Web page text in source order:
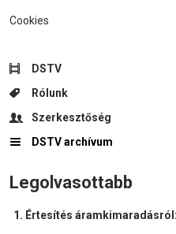
Cookies
DSTV
Rólunk
Szerkesztőség
DSTV archívum
Legolvasottabb
Értesítés